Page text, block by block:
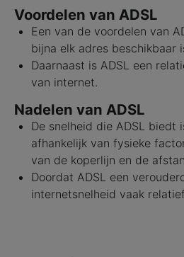
Voordelen van ADSL
Een van de voordelen van
bijna elk adres beschikbaar
Daarnaast is ADSL een
van internet.
Nadelen van ADSL
De snelheid die ADSL biedt
afhankelijk van fysieke
van de koperlijn en de
Doordat ADSL een
internetsnelheid vaak